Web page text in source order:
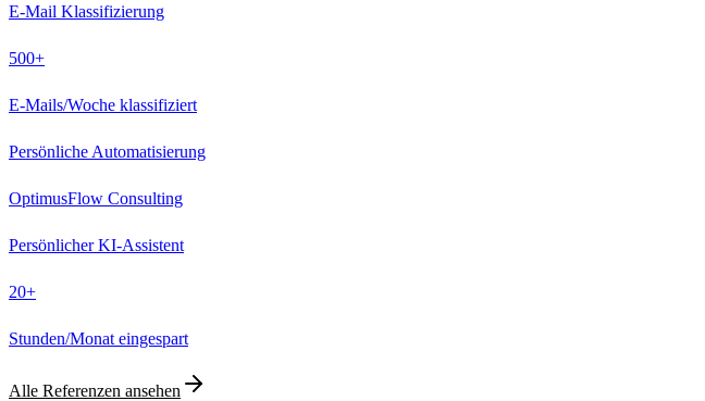
E-Mail Klassifizierung
500+
E-Mails/Woche klassifiziert
Persönliche Automatisierung
OptimusFlow Consulting
Persönlicher KI-Assistent
20+
Stunden/Monat eingespart
Alle Referenzen ansehen